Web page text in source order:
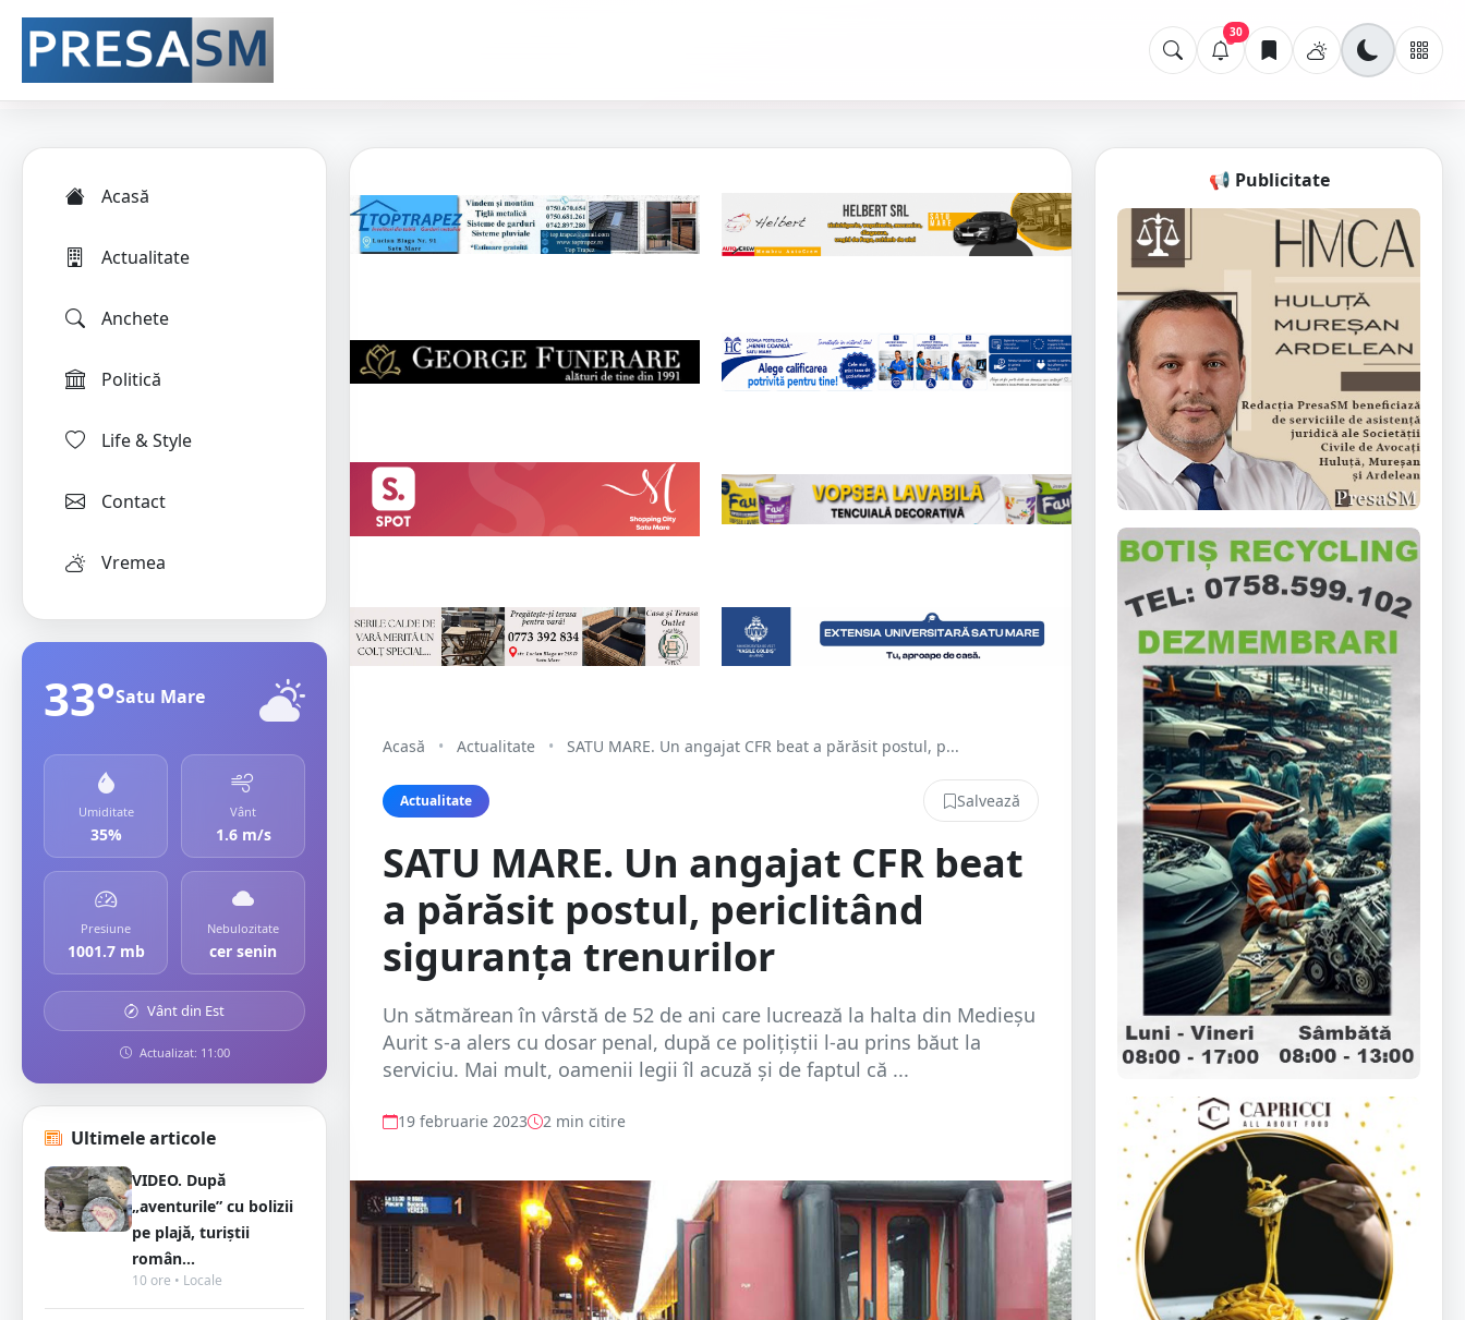
30
Acasă
Actualitate
Anchete
Politică
Life & Style
Contact
Vremea
33°Satu Mare
Umiditate
35%
Vânt
1.6 m/s
Presiune
1001.7 mb
Nebulozitate
cer senin
Vânt din Est
Actualizat: 11:00
Ultimele articole
VIDEO. După
„aventurile” cu bolizii
pe plajă, turiștii
român...
10 ore • Locale
Acasă • Actualitate • SATU MARE. Un angajat CFR beat a părăsit postul, p...
Actualitate Salvează
SATU MARE. Un angajat CFR beat
a părăsit postul, periclitând
siguranța trenurilor
Un sătmărean în vârstă de 52 de ani care lucrează la halta din Medieșu
Aurit s-a alers cu dosar penal, după ce polițiștii l-au prins băut la
serviciu. Mai mult, oamenii legii îl acuză și de faptul că ...
19 februarie 2023 2 min citire
📢 Publicitate